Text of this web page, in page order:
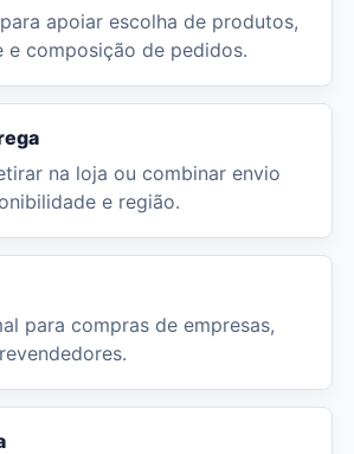
apoiar escolha de produtos,
e composição de pedidos.
na loja ou combinar envio
e região.
para compras de empresas,